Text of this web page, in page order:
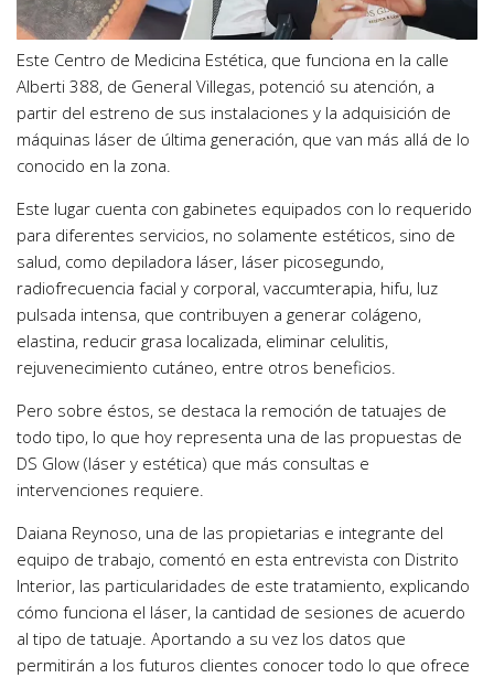
Este Centro de Medicina Estética, que funciona en la calle
Alberti 388, de General Villegas, potenció su atención, a
partir del estreno de sus instalaciones y la adquisición de
máquinas láser de última generación, que van más allá de lo
conocido en la zona.
Este lugar cuenta con gabinetes equipados con lo requerido
para diferentes servicios, no solamente estéticos, sino de
salud, como depiladora láser, láser picosegundo,
radiofrecuencia facial y corporal, vaccumterapia, hifu, luz
pulsada intensa, que contribuyen a generar colágeno,
elastina, reducir grasa localizada, eliminar celulitis,
rejuvenecimiento cutáneo, entre otros beneficios.
Pero sobre éstos, se destaca la remoción de tatuajes de
todo tipo, lo que hoy representa una de las propuestas de
DS Glow (láser y estética) que más consultas e
intervenciones requiere.
Daiana Reynoso, una de las propietarias e integrante del
equipo de trabajo, comentó en esta entrevista con Distrito
Interior, las particularidades de este tratamiento, explicando
cómo funciona el láser, la cantidad de sesiones de acuerdo
al tipo de tatuaje. Aportando a su vez los datos que
permitirán a los futuros clientes conocer todo lo que ofrece